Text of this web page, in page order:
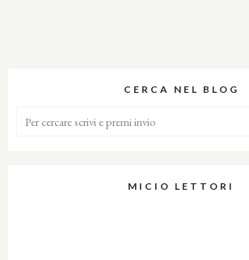
CERCA NEL BLOG
MICIO LETTORI